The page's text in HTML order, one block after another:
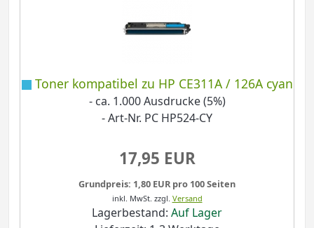
Toner kompatibel zu HP CE311A / 126A cyan
- ca. 1.000 Ausdrucke (5%)
- Art-Nr. PC HP524-CY
17,95 EUR
Grundpreis: 1,80 EUR pro 100 Seiten
inkl. MwSt. zzgl. Versand
Lagerbestand: Auf Lager